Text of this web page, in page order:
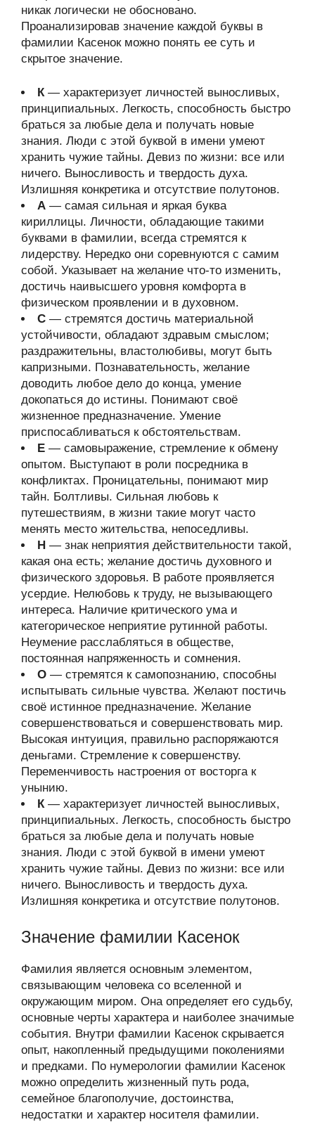
никак логически не обосновано.
Проанализировав значение каждой буквы в
фамилии Касенок можно понять ее суть и
скрытое значение.
К— характеризует личностей выносливых,
принципиальных. Легкость, способность быстро
браться за любые дела и получать новые
знания. Люди с этой буквой в имени умеют
хранить чужие тайны. Девиз по жизни: все или
ничего. Выносливость и твердость духа.
Излишняя конкретика и отсутствие полутонов.
А — самая сильная и яркая буква
кириллицы. Личности, обладающие такими
буквами в фамилии, всегда стремятся к
лидерству. Нередко они соревнуются с самим
собой. Указывает на желание что-то изменить,
достичь наивысшего уровня комфорта в
физическом проявлении и в духовном.
С — стремятся достичь материальной
устойчивости, обладают здравым смыслом;
раздражительны, властолюбивы, могут быть
капризными. Познавательность, желание
доводить любое дело до конца, умение
докопаться до истины. Понимают своё
жизненное предназначение. Умение
приспосабливаться к обстоятельствам.
Е — самовыражение, стремление к обмену
опытом. Выступают в роли посредника в
конфликтах. Проницательны, понимают мир
тайн. Болтливы. Сильная любовь к
путешествиям, в жизни такие могут часто
менять место жительства, непоседливы.
Н — знак неприятия действительности такой,
какая она есть; желание достичь духовного и
физического здоровья. В работе проявляется
усердие. Нелюбовь к труду, не вызывающего
интереса. Наличие критического ума и
категорическое неприятие рутинной работы.
Неумение расслабляться в обществе,
постоянная напряженность и сомнения.
О — стремятся к самопознанию, способны
испытывать сильные чувства. Желают постичь
своё истинное предназначение. Желание
совершенствоваться и совершенствовать мир.
Высокая интуиция, правильно распоряжаются
деньгами. Стремление к совершенству.
Переменчивость настроения от восторга к
унынию.
К— характеризует личностей выносливых,
принципиальных. Легкость, способность быстро
браться за любые дела и получать новые
знания. Люди с этой буквой в имени умеют
хранить чужие тайны. Девиз по жизни: все или
ничего. Выносливость и твердость духа.
Излишняя конкретика и отсутствие полутонов.
Значение фамилии Касенок
Фамилия является основным элементом,
связывающим человека со вселенной и
окружающим миром. Она определяет его судьбу,
основные черты характера и наиболее значимые
события. Внутри фамилии Касенок скрывается
опыт, накопленный предыдущими поколениями
и предками. По нумерологии фамилии Касенок
можно определить жизненный путь рода,
семейное благополучие, достоинства,
недостатки и характер носителя фамилии.